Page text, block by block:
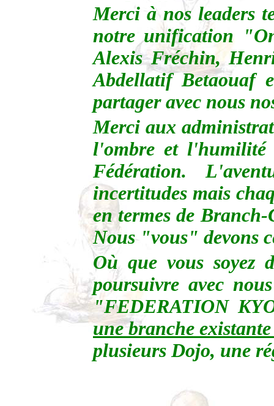
Merci à nos leaders
notre unification
Alexis Fréchin,
Abdellatif Betaouaf
partager avec nous
Merci aux
l'ombre et l'humilité
Fédération.
incertitudes mais
en termes de
Nous "vous" devons
Où que vous soyez
poursuivre avec
"FEDERATION
une branche
plusieurs Dojo, une